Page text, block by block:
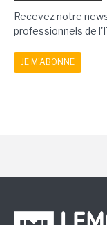
Recevez notre
professionnels de
JE M'ABONNE